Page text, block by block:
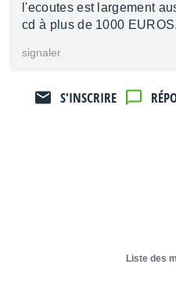
l'ecoutes est largement
cd à plus de 1000 EUROS.
signaler
S'INSCRIRE
Liste des